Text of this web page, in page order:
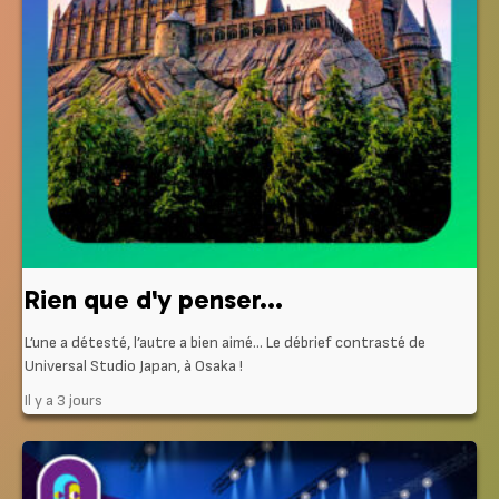
Rien que d'y penser...
L’une a détesté, l’autre a bien aimé… Le débrief contrasté de
Universal Studio Japan, à Osaka !
Il y a 3 jours